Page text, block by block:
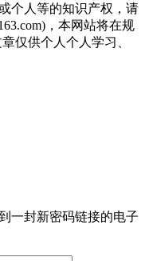
个人等的知识产权，请
，本网站将在规
仅供个人个人学习、
一封新密码链接的电子